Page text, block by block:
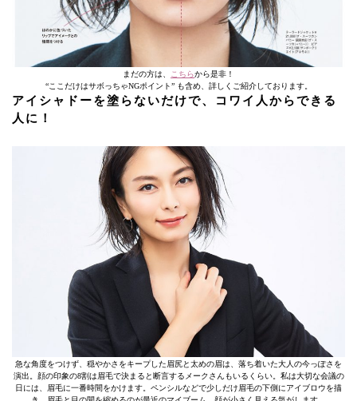
まだの方は、 こちらから是非！
“ここだけはサボっちゃNGポイント” も含め、詳しくご紹介しております。
アイシャドーを塗らないだけで、コワイ人からできる
人に！
急な角度をつけず、穏やかさをキープした眉尻と太めの眉は、落ち着いた大人の今っぽさを
演出。顔の印象の8割は眉毛で決まると断言するメークさんもいるくらい。私は大切な会議の
日には、眉毛に一番時間をかけます。ペンシルなどで少しだけ眉毛の下側にアイブロウを描